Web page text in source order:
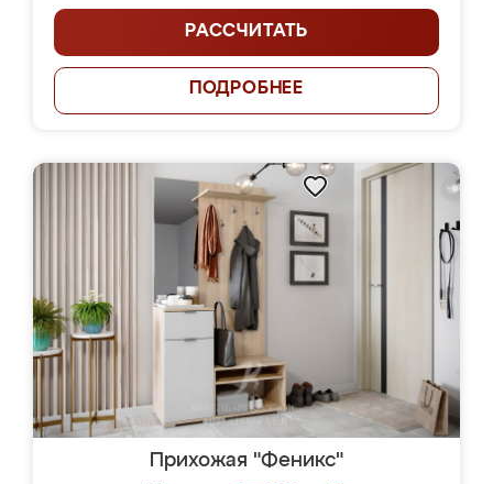
РАССЧИТАТЬ
ПОДРОБНЕЕ
Прихожая "Феникс"